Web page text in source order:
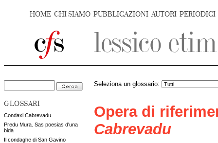
HOME CHI SIAMO PUBBLICAZIONI AUTORI PERIODICI
GLOSSARI
Condaxi Cabrevadu
Predu Mura. Sas poesias d'una
bida
Il condaghe di San Gavino
Seleziona un glossario:
Opera di
Cabrevadu